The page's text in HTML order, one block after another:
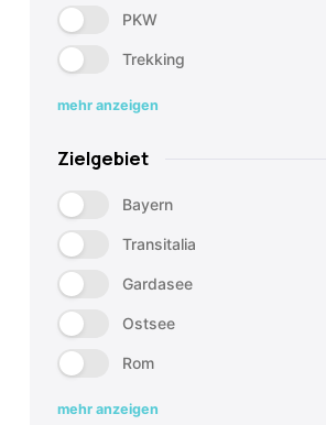
PKW
Trekking
mehr anzeigen
Zielgebiet
Bayern
Transitalia
Gardasee
Ostsee
Rom
mehr anzeigen